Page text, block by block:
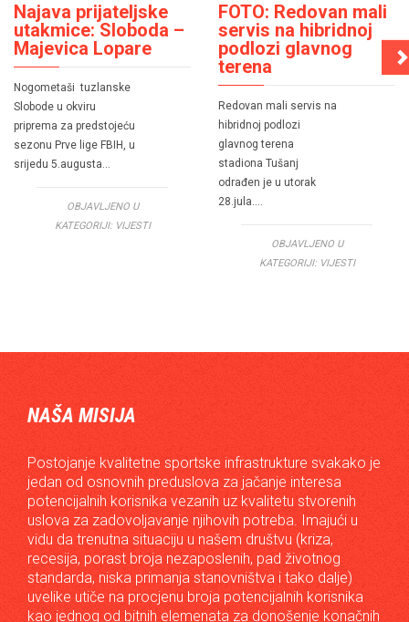
Najava prijateljske
utakmice: Sloboda –
Majevica Lopare
Nogometaši tuzlanske
Slobode u okviru
priprema za predstojeću
sezonu Prve lige FBIH, u
srijedu 5.augusta…
OBJAVLJENO U
KATEGORIJI: VIJESTI
FOTO: Redovan mali
servis na hibridnoj
podlozi glavnog
terena
Redovan mali servis na
hibridnoj podlozi
glavnog terena
stadiona Tušanj
odrađen je u utorak
28.jula….
OBJAVLJENO U
KATEGORIJI: VIJESTI
NAŠA MISIJA
Postojanje kvalitetne sportske infrastrukture svakako je
jedan od osnovnih preduslova za jačanje interesa
potencijalnih korisnika vezanih uz kvalitetu stvorenih
uslova za zadovoljavanje njihovih potreba. Imajući u
vidu da trenutna situaciju u našem društvu (kriza,
recesija, porast broja nezaposlenih, pad životnog
standarda, niska primanja stanovništva i tako dalje)
uvelike utiče na procjenu broja potencijalnih korisnika
kao jednog od bitnih elemenata za donošenje konačnih